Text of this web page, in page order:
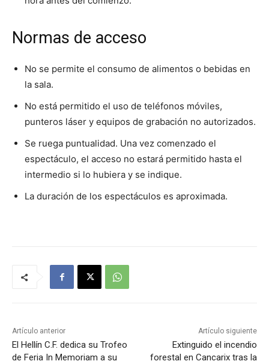
Normas de acceso
No se permite el consumo de alimentos o bebidas en
la sala.
No está permitido el uso de teléfonos móviles,
punteros láser y equipos de grabación no autorizados.
Se ruega puntualidad. Una vez comenzado el
espectáculo, el acceso no estará permitido hasta el
intermedio si lo hubiera y se indique.
La duración de los espectáculos es aproximada.
Artículo anterior
El Hellín C.F. dedica su Trofeo
de Feria In Memoriam a su
Artículo siguiente
Extinguido el incendio
forestal en Cancarix tras la